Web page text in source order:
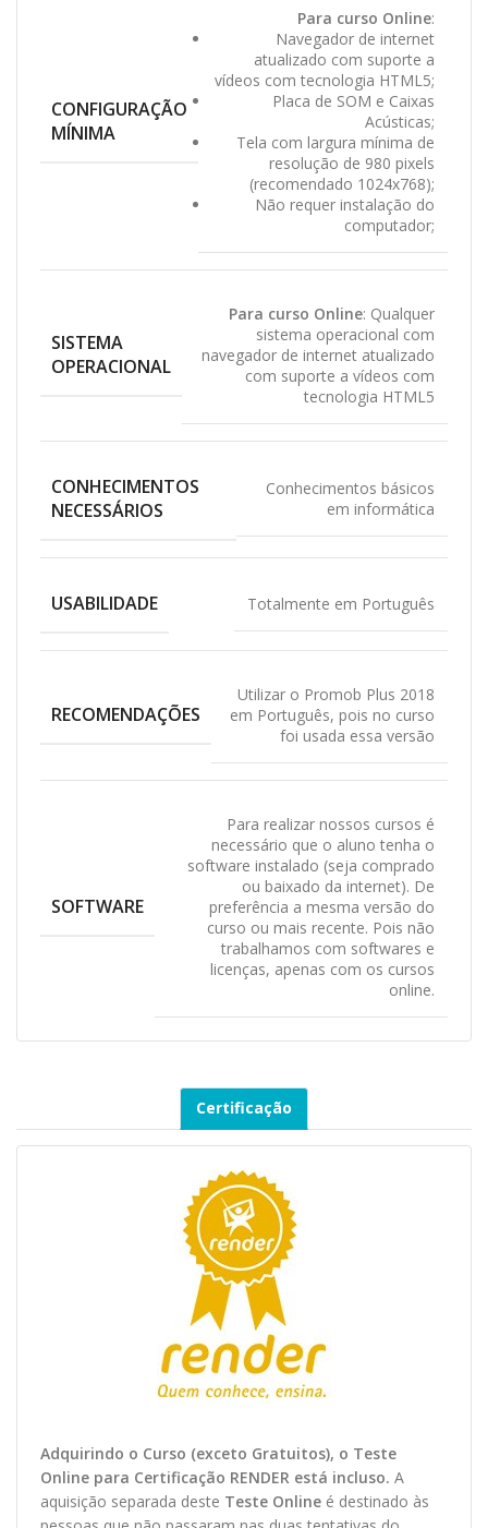
CONFIGURAÇÃO
MÍNIMA
Para curso Online:
Navegador de internet
atualizado com suporte a
vídeos com tecnologia HTML5;
Placa de SOM e Caixas
Acústicas;
Tela com largura mínima de
resolução de 980 pixels
(recomendado 1024x768);
Não requer instalação do
computador;
SISTEMA
OPERACIONAL
Para curso Online: Qualquer
sistema operacional com
navegador de internet atualizado
com suporte a vídeos com
tecnologia HTML5
CONHECIMENTOS
NECESSÁRIOS
Conhecimentos básicos
em informática
USABILIDADE Totalmente em Português
RECOMENDAÇÕES
Utilizar o Promob Plus 2018
em Português, pois no curso
foi usada essa versão
SOFTWARE
Para realizar nossos cursos é
necessário que o aluno tenha o
software instalado (seja comprado
ou baixado da internet). De
preferência a mesma versão do
curso ou mais recente. Pois não
trabalhamos com softwares e
licenças, apenas com os cursos
online.
Certificação
Adquirindo o Curso (exceto Gratuitos), o Teste
Online para Certificação RENDER está incluso. A
aquisição separada deste Teste Online é destinado às